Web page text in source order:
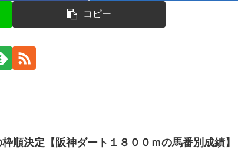
コピー
順決定【阪神ダート１８００ｍの馬番別成績】